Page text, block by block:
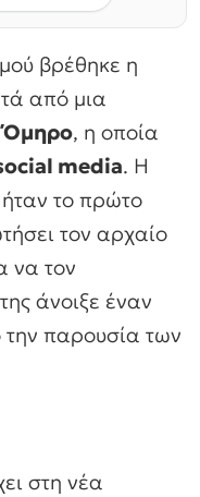
βρέθηκε η
από μια
Όμηρο, η οποία
media. Η
το πρώτο
τον αρχαίο
να τον
άνοιξε έναν
παρουσία των
στη νέα